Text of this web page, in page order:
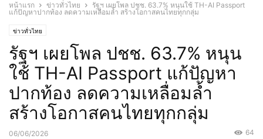
หน้าแรก ข่าวทั่วไทย
รัฐฯ เผยโพล ปชช. 63.7% หนุนใช้ TH-AI Passport
แก้ปัญหาปากท้อง ลดความเหลื่อมล้ำ สร้างโอกาสคนไทยทุกกลุ่ม
ข่าวทั่วไทย
รัฐฯ เผยโพล ปชช. 63.7% หนุน
ใช้ TH-AI Passport แก้ปัญหา
ปากท้อง ลดความเหลื่อมล้ำ
สร้างโอกาสคนไทยทุกกลุ่ม
06/06/2026 64